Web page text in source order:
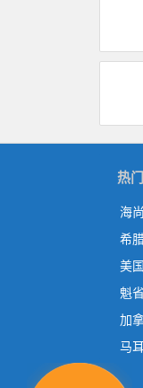
热
海
希
美
魁
加
马